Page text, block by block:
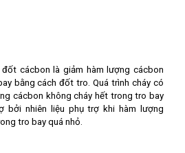
cácbon là giảm hàm lượng cácbon
bằng cách đốt tro. Quá trình cháy có
cácbon không cháy hết trong tro bay
bởi nhiên liệu phụ trợ khi hàm lượng
tro bay quá nhỏ.